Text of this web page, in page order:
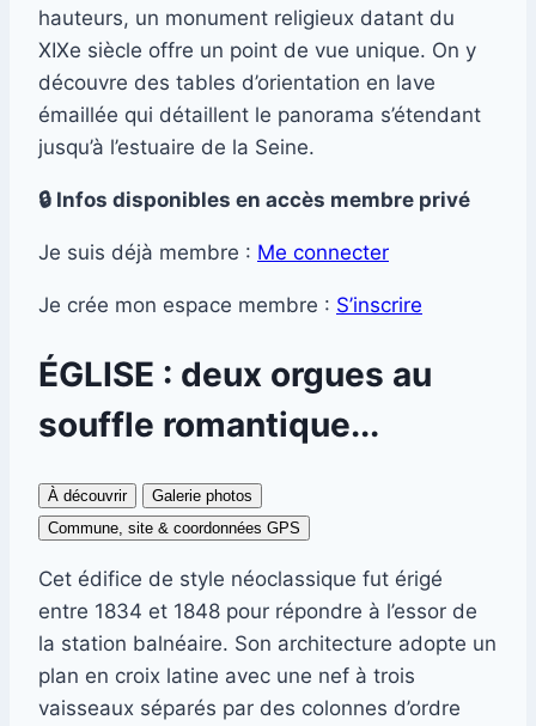
hauteurs, un monument religieux datant du
XIXe siècle offre un point de vue unique. On y
découvre des tables d’orientation en lave
émaillée qui détaillent le panorama s’étendant
jusqu’à l’estuaire de la Seine.
🔒 Infos disponibles en accès membre privé
Je suis déjà membre : Me connecter
Je crée mon espace membre : S’inscrire
ÉGLISE : deux orgues au
souffle romantique...
À découvrir
Galerie photos
Commune, site & coordonnées GPS
Cet édifice de style néoclassique fut érigé
entre 1834 et 1848 pour répondre à l’essor de
la station balnéaire. Son architecture adopte un
plan en croix latine avec une nef à trois
vaisseaux séparés par des colonnes d’ordre